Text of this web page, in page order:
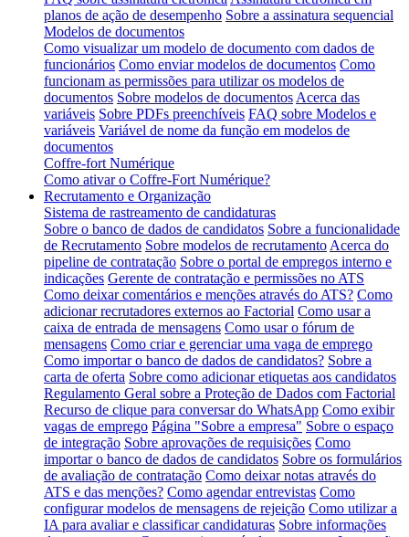
planos de ação de desempenho Sobre a assinatura sequencial
Modelos de documentos
Como visualizar um modelo de documento com dados de
funcionários Como enviar modelos de documentos Como
funcionam as permissões para utilizar os modelos de
documentos Sobre modelos de documentos Acerca das
variáveis Sobre PDFs preenchíveis FAQ sobre Modelos e
variáveis Variável de nome da função em modelos de
documentos
Coffre-fort Numérique
Como ativar o Coffre-Fort Numérique?
Recrutamento e Organização
Sistema de rastreamento de candidaturas
Sobre o banco de dados de candidatos Sobre a funcionalidade
de Recrutamento Sobre modelos de recrutamento Acerca do
pipeline de contratação Sobre o portal de empregos interno e
indicações Gerente de contratação e permissões no ATS
Como deixar comentários e menções através do ATS? Como
adicionar recrutadores externos ao Factorial Como usar a
caixa de entrada de mensagens Como usar o fórum de
mensagens Como criar e gerenciar uma vaga de emprego
Como importar o banco de dados de candidatos? Sobre a
carta de oferta Sobre como adicionar etiquetas aos candidatos
Regulamento Geral sobre a Proteção de Dados com Factorial
Recurso de clique para conversar do WhatsApp Como exibir
vagas de emprego Página "Sobre a empresa" Sobre o espaço
de integração Sobre aprovações de requisições Como
importar o banco de dados de candidatos Sobre os formulários
de avaliação de contratação Como deixar notas através do
ATS e das menções? Como agendar entrevistas Como
configurar modelos de mensagens de rejeição Como utilizar a
IA para avaliar e classificar candidaturas Sobre informações